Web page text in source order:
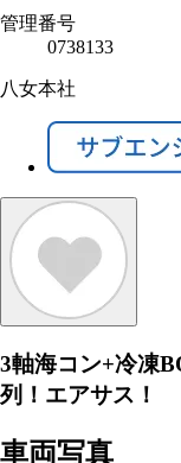
管理番号
0738133
八女本社
3軸海コン+冷凍
列！エアサス！
車両写真